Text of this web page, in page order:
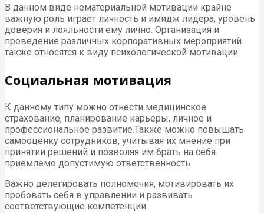
В данном виде нематериальной мотивации крайне
важную роль играет личность и имидж лидера, уровень
доверия и лояльности ему лично. Организация и
проведение различных корпоративных мероприятий
также относятся к виду психологической мотивации.
Социальная мотивация
К данному типу можно отнести медицинское
страхование, планирование карьеры, личное и
профессиональное развитие.Также можно повышать
самооценку сотрудников, учитывая их мнение при
принятии решений и позволяя им брать на себя
приемлемо допустимую ответственность
Важно делегировать полномочия, мотивировать их
пробовать себя в управлении и развивать
соответствующие компетенции